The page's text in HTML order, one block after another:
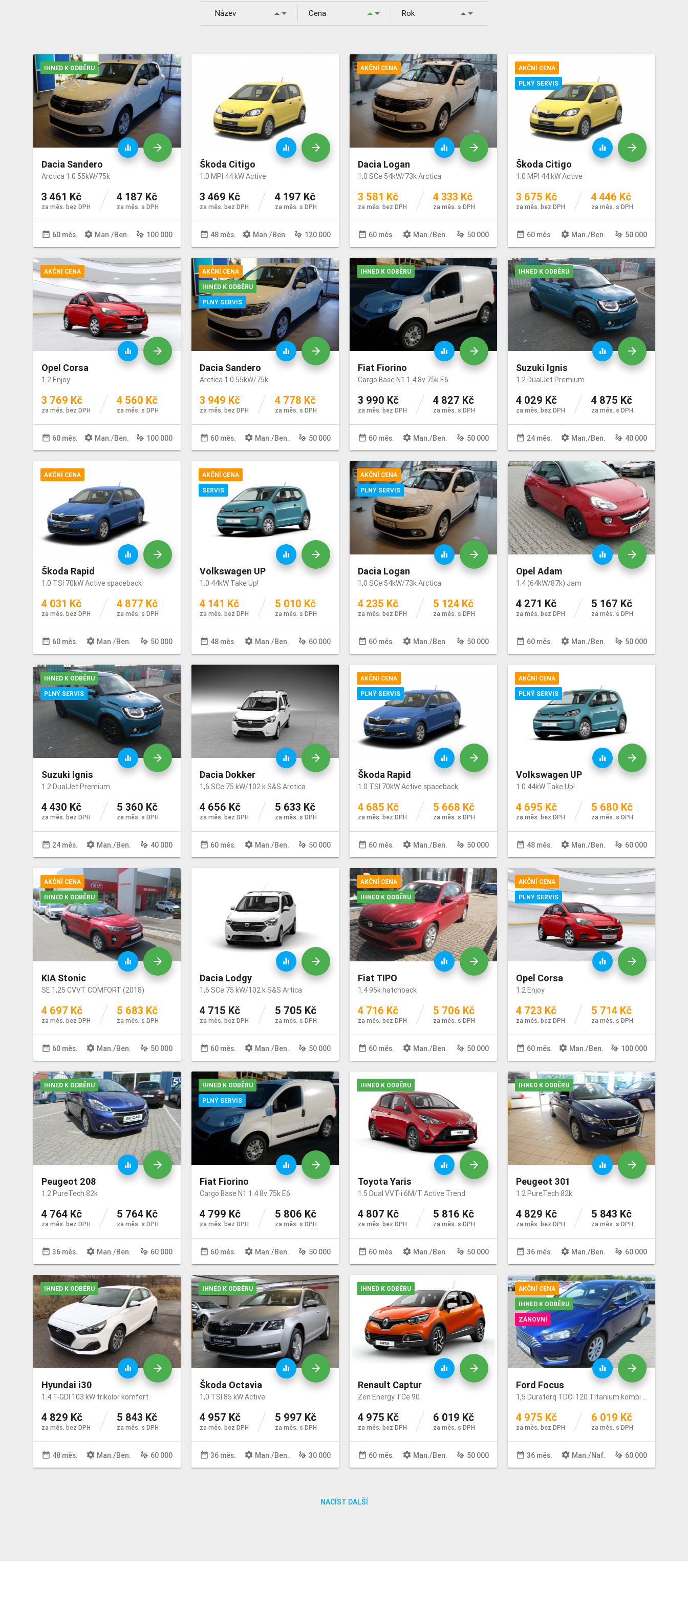
Název arrow_drop_uparrow_drop_down Cena arrow_drop_uparrow_drop_down Rok arrow_drop_uparrow_drop_down
Dacia Sandero
Arctica 1.0 55kW/75k
3 461 Kč
za měs. bez DPH
4 187 Kč
za měs. s DPH
date_range 60 měs. settings Man./Ben. gesture 100 000
arrow_forward
equalizer
IHNED K ODBĚRU
Škoda Citigo
1.0 MPI 44 kW Active
3 469 Kč
za měs. bez DPH
4 197 Kč
za měs. s DPH
date_range 48 měs. settings Man./Ben. gesture 120 000
arrow_forward
equalizer
Dacia Logan
1,0 SCe 54kW/73k Arctica
3 581 Kč
za měs. bez DPH
4 333 Kč
za měs. s DPH
date_range 60 měs. settings Man./Ben. gesture 50 000
arrow_forward
equalizer
AKČNÍ CENA
Škoda Citigo
1.0 MPI 44 kW Active
3 675 Kč
za měs. bez DPH
4 446 Kč
za měs. s DPH
date_range 60 měs. settings Man./Ben. gesture 50 000
arrow_forward
equalizer
AKČNÍ CENA
PLNÝ SERVIS
Opel Corsa
1.2 Enjoy
3 769 Kč
za měs. bez DPH
4 560 Kč
za měs. s DPH
date_range 60 měs. settings Man./Ben. gesture 100 000
arrow_forward
equalizer
AKČNÍ CENA
Dacia Sandero
Arctica 1.0 55kW/75k
3 949 Kč
za měs. bez DPH
4 778 Kč
za měs. s DPH
date_range 60 měs. settings Man./Ben. gesture 50 000
arrow_forward
equalizer
AKČNÍ CENA
IHNED K ODBĚRU
PLNÝ SERVIS
Fiat Fiorino
Cargo Base N1 1.4 8v 75k E6
3 990 Kč
za měs. bez DPH
4 827 Kč
za měs. s DPH
date_range 60 měs. settings Man./Ben. gesture 50 000
arrow_forward
equalizer
IHNED K ODBĚRU
Suzuki Ignis
1.2 DualJet Premium
4 029 Kč
za měs. bez DPH
4 875 Kč
za měs. s DPH
date_range 24 měs. settings Man./Ben. gesture 40 000
arrow_forward
equalizer
IHNED K ODBĚRU
Škoda Rapid
1.0 TSI 70kW Active spaceback
4 031 Kč
za měs. bez DPH
4 877 Kč
za měs. s DPH
date_range 60 měs. settings Man./Ben. gesture 50 000
arrow_forward
equalizer
AKČNÍ CENA
Volkswagen UP
1.0 44kW Take Up!
4 141 Kč
za měs. bez DPH
5 010 Kč
za měs. s DPH
date_range 48 měs. settings Man./Ben. gesture 60 000
arrow_forward
equalizer
AKČNÍ CENA
SERVIS
Dacia Logan
1,0 SCe 54kW/73k Arctica
4 235 Kč
za měs. bez DPH
5 124 Kč
za měs. s DPH
date_range 60 měs. settings Man./Ben. gesture 50 000
arrow_forward
equalizer
AKČNÍ CENA
PLNÝ SERVIS
Opel Adam
1.4 (64kW/87k) Jam
4 271 Kč
za měs. bez DPH
5 167 Kč
za měs. s DPH
date_range 60 měs. settings Man./Ben. gesture 50 000
arrow_forward
equalizer
Suzuki Ignis
1.2 DualJet Premium
4 430 Kč
za měs. bez DPH
5 360 Kč
za měs. s DPH
date_range 24 měs. settings Man./Ben. gesture 40 000
arrow_forward
equalizer
IHNED K ODBĚRU
PLNÝ SERVIS
Dacia Dokker
1,6 SCe 75 kW/102 k S&S Arctica
4 656 Kč
za měs. bez DPH
5 633 Kč
za měs. s DPH
date_range 60 měs. settings Man./Ben. gesture 50 000
arrow_forward
equalizer
Škoda Rapid
1.0 TSI 70kW Active spaceback
4 685 Kč
za měs. bez DPH
5 668 Kč
za měs. s DPH
date_range 60 měs. settings Man./Ben. gesture 50 000
arrow_forward
equalizer
AKČNÍ CENA
PLNÝ SERVIS
Volkswagen UP
1.0 44kW Take Up!
4 695 Kč
za měs. bez DPH
5 680 Kč
za měs. s DPH
date_range 48 měs. settings Man./Ben. gesture 60 000
arrow_forward
equalizer
AKČNÍ CENA
PLNÝ SERVIS
KIA Stonic
SE 1,25 CVVT COMFORT (2018)
4 697 Kč
za měs. bez DPH
5 683 Kč
za měs. s DPH
date_range 60 měs. settings Man./Ben. gesture 50 000
arrow_forward
equalizer
AKČNÍ CENA
IHNED K ODBĚRU
Dacia Lodgy
1,6 SCe 75 kW/102 k S&S Artica
4 715 Kč
za měs. bez DPH
5 705 Kč
za měs. s DPH
date_range 60 měs. settings Man./Ben. gesture 50 000
arrow_forward
equalizer
Fiat TIPO
1.4 95k hatchback
4 716 Kč
za měs. bez DPH
5 706 Kč
za měs. s DPH
date_range 60 měs. settings Man./Ben. gesture 50 000
arrow_forward
equalizer
AKČNÍ CENA
IHNED K ODBĚRU
Opel Corsa
1.2 Enjoy
4 723 Kč
za měs. bez DPH
5 714 Kč
za měs. s DPH
date_range 60 měs. settings Man./Ben. gesture 100 000
arrow_forward
equalizer
AKČNÍ CENA
PLNÝ SERVIS
Peugeot 208
1.2 PureTech 82k
4 764 Kč
za měs. bez DPH
5 764 Kč
za měs. s DPH
date_range 36 měs. settings Man./Ben. gesture 60 000
arrow_forward
equalizer
IHNED K ODBĚRU
Fiat Fiorino
Cargo Base N1 1.4 8v 75k E6
4 799 Kč
za měs. bez DPH
5 806 Kč
za měs. s DPH
date_range 60 měs. settings Man./Ben. gesture 50 000
arrow_forward
equalizer
IHNED K ODBĚRU
PLNÝ SERVIS
Toyota Yaris
1.5 Dual VVT-i 6M/T Active Trend
4 807 Kč
za měs. bez DPH
5 816 Kč
za měs. s DPH
date_range 60 měs. settings Man./Ben. gesture 50 000
arrow_forward
equalizer
IHNED K ODBĚRU
Peugeot 301
1.2 PureTech 82k
4 829 Kč
za měs. bez DPH
5 843 Kč
za měs. s DPH
date_range 36 měs. settings Man./Ben. gesture 60 000
arrow_forward
equalizer
IHNED K ODBĚRU
Hyundai i30
1.4 T-GDI 103 kW trikolor komfort
4 829 Kč
za měs. bez DPH
5 843 Kč
za měs. s DPH
date_range 48 měs. settings Man./Ben. gesture 60 000
arrow_forward
equalizer
IHNED K ODBĚRU
Škoda Octavia
1,0 TSI 85 kW Active
4 957 Kč
za měs. bez DPH
5 997 Kč
za měs. s DPH
date_range 36 měs. settings Man./Ben. gesture 30 000
arrow_forward
equalizer
IHNED K ODBĚRU
Renault Captur
Zen Energy TCe 90
4 975 Kč
za měs. bez DPH
6 019 Kč
za měs. s DPH
date_range 60 měs. settings Man./Ben. gesture 50 000
arrow_forward
equalizer
IHNED K ODBĚRU
Ford Focus
1,5 Duratorq TDCi 120 Titanium kombi 88kW
4 975 Kč
za měs. bez DPH
6 019 Kč
za měs. s DPH
date_range 36 měs. settings Man./Naf. gesture 60 000
arrow_forward
equalizer
AKČNÍ CENA
IHNED K ODBĚRU
ZÁNOVNÍ
NAČÍST DALŠÍ